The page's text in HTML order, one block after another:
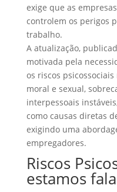
exige que as
controlem os perigos
trabalho.
A atualização,
motivada pela
os riscos psicossociais
moral e sexual,
interpessoais
como causas diretas
exigindo uma
empregadores.
Riscos
estamos